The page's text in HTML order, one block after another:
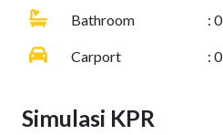
Bathroom : 0
Carport : 0
Simulasi KPR